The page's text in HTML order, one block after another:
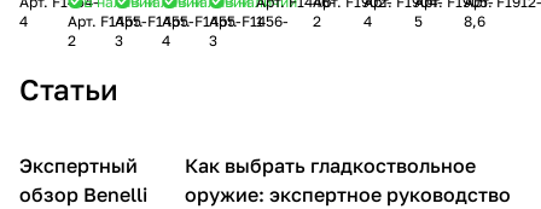
12/70
32gr
4
12/70
№2
Арт. F1455-
2
12/70
№3
Арт.F1455-
3
12/70
№4
Арт.F1455-
4
12/70
№3
Арт.F1456-
3
CORONA
1
(32г)
2
(34г)
4
(36г)
5
(12/70)
8,6
Статьи
Benelli
Экспертный
обзор Benelli
Советы покупателям
Как выбрать гладкоствольное
оружие: экспертное руководство